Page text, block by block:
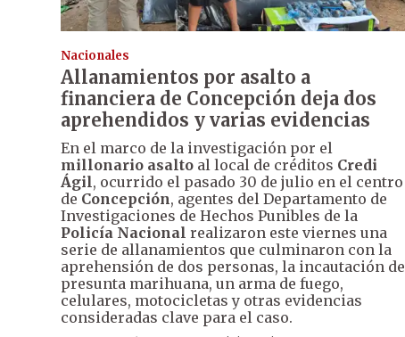
Nacionales
Allanamientos por asalto a
financiera de Concepción deja dos
aprehendidos y varias evidencias
En el marco de la investigación por el
millonario asalto al local de créditos Credi
Ágil, ocurrido el pasado 30 de julio en el centro
de Concepción, agentes del Departamento de
Investigaciones de Hechos Punibles de la
Policía Nacional realizaron este viernes una
serie de allanamientos que culminaron con la
aprehensión de dos personas, la incautación de
presunta marihuana, un arma de fuego,
celulares, motocicletas y otras evidencias
consideradas clave para el caso.